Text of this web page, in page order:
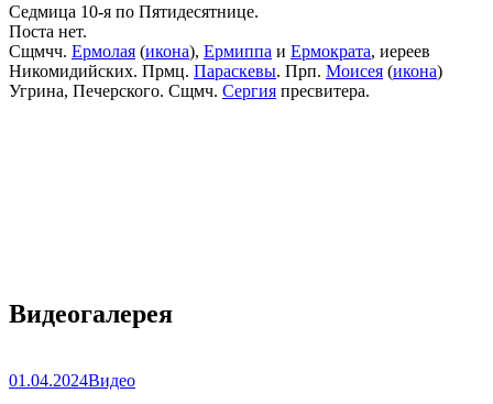
Седмица 10-я по Пятидесятнице.
Поста нет.
Сщмчч. Ермолая (икона), Ермиппа и Ермократа, иереев
Никомидийских. Прмц. Параскевы. Прп. Моисея (икона)
Угрина, Печерского. Сщмч. Сергия пресвитера.
Видеогалерея
01.04.2024Видео